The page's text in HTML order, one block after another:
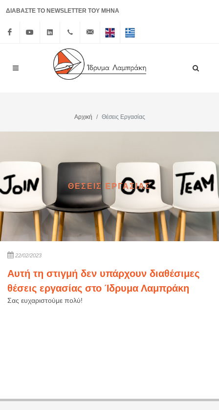
ΔΙΑΒΑΣΤΕ ΤΟ NEWSLETTER ΤΟΥ ΜΗΝΑ
Linkedin+30 210
3626150
info@lrf.gr
Αρχική Θέσεις Εργασίας
ΘΕΣΕΙΣ ΕΡΓΑΣΙΑΣ
22/02/2023
Αυτή τη στιγμή δεν υπάρχουν διαθέσιμες
θέσεις εργασίας στο Ίδρυμα Λαμπράκη
Σας ευχαριστούμε πολύ!